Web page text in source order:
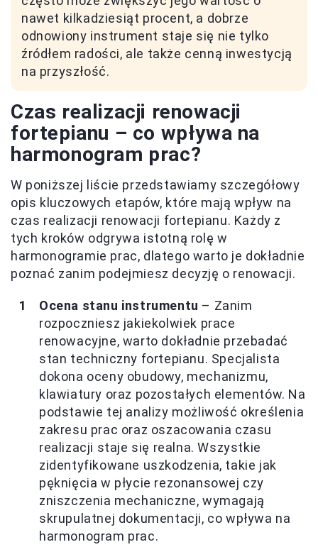
nawet kilkadziesiąt procent, a dobrze
odnowiony instrument staje się nie tylko
źródłem radości, ale także cenną inwestycją
na przyszłość.
Czas realizacji renowacji
fortepianu – co wpływa na
harmonogram prac?
W poniższej liście przedstawiamy szczegółowy
opis kluczowych etapów, które mają wpływ na
czas realizacji renowacji fortepianu. Każdy z
tych kroków odgrywa istotną rolę w
harmonogramie prac, dlatego warto je dokładnie
poznać zanim podejmiesz decyzję o renowacji.
Ocena stanu instrumentu – Zanim
rozpoczniesz jakiekolwiek prace
renowacyjne, warto dokładnie przebadać
stan techniczny fortepianu. Specjalista
dokona oceny obudowy, mechanizmu,
klawiatury oraz pozostałych elementów. Na
podstawie tej analizy możliwość określenia
zakresu prac oraz oszacowania czasu
realizacji staje się realna. Wszystkie
zidentyfikowane uszkodzenia, takie jak
pęknięcia w płycie rezonansowej czy
zniszczenia mechaniczne, wymagają
skrupulatnej dokumentacji, co wpływa na
harmonogram prac.